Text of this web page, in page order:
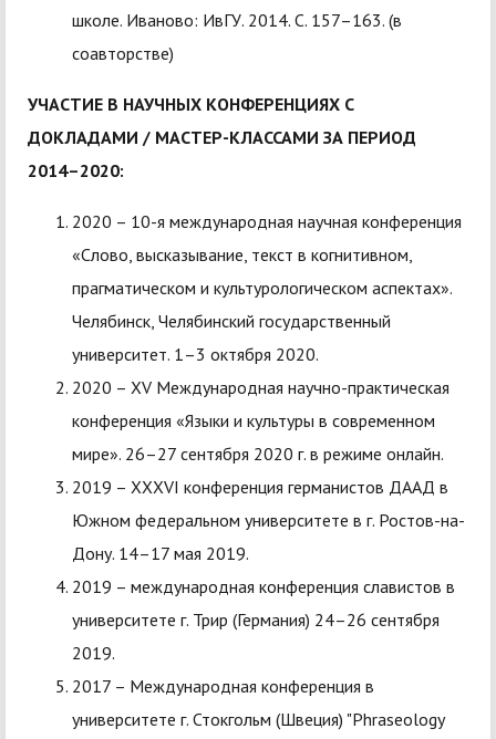
школе. Иваново: ИвГУ. 2014. С. 157–163. (в
соавторстве)
УЧАСТИЕ В НАУЧНЫХ КОНФЕРЕНЦИЯХ С
ДОКЛАДАМИ / МАСТЕР-КЛАССАМИ ЗА ПЕРИОД
2014–2020:
2020 – 10-я международная научная конференция
«Слово, высказывание, текст в когнитивном,
прагматическом и культурологическом аспектах».
Челябинск, Челябинский государственный
университет. 1–3 октября 2020.
2020 – XV Международная научно-практическая
конференция «Языки и культуры в современном
мире». 26–27 сентября 2020 г. в режиме онлайн.
2019 – ХХХVI конференция германистов ДААД в
Южном федеральном университете в г. Ростов-на-
Дону. 14–17 мая 2019.
2019 – международная конференция славистов в
университете г. Трир (Германия) 24–26 сентября
2019.
2017 – Международная конференция в
университете г. Стокгольм (Швеция) "Phraseology